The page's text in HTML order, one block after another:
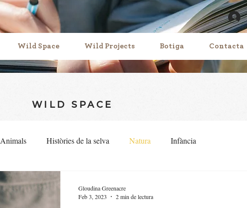
Wild Space Wild Projects Botiga Contacta
WILD SPACE
Animals Històries de la selva Natura Infància
Gloudina Greenacre
Feb 3, 2023
2 min de lectura